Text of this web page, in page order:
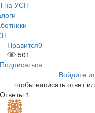
на УСН
Нравится0
501
Подписаться
Войдите
чтобы написать ответ
Ответы 1